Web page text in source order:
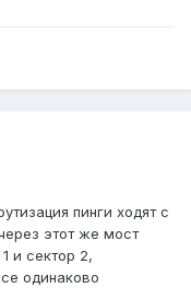
пинги ходят с
этот же мост
и сектор 2,
одинаково